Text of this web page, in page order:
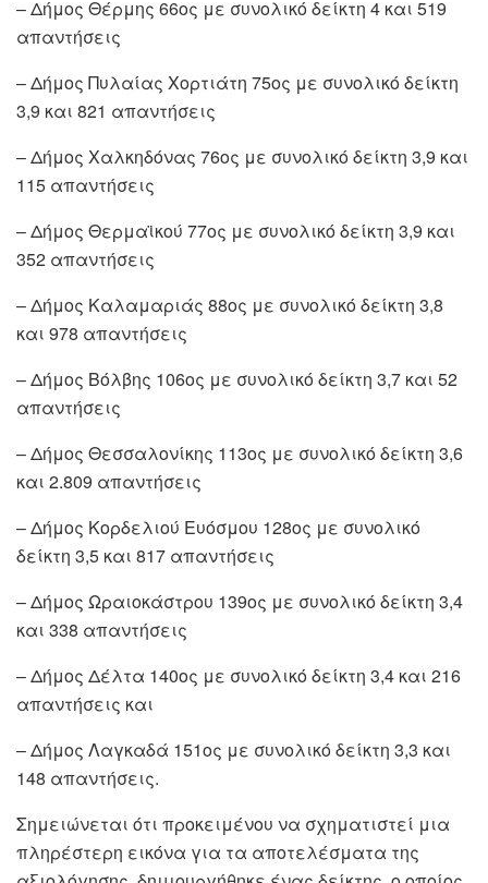
– Δήμος Θέρμης 66ος με συνολικό δείκτη 4 και 519
απαντήσεις
– Δήμος Πυλαίας Χορτιάτη 75ος με συνολικό δείκτη
3,9 και 821 απαντήσεις
– Δήμος Χαλκηδόνας 76ος με συνολικό δείκτη 3,9 και
115 απαντήσεις
– Δήμος Θερμαϊκού 77ος με συνολικό δείκτη 3,9 και
352 απαντήσεις
– Δήμος Καλαμαριάς 88ος με συνολικό δείκτη 3,8
και 978 απαντήσεις
– Δήμος Βόλβης 106ος με συνολικό δείκτη 3,7 και 52
απαντήσεις
– Δήμος Θεσσαλονίκης 113ος με συνολικό δείκτη 3,6
και 2.809 απαντήσεις
– Δήμος Κορδελιού Ευόσμου 128ος με συνολικό
δείκτη 3,5 και 817 απαντήσεις
– Δήμος Ωραιοκάστρου 139ος με συνολικό δείκτη 3,4
και 338 απαντήσεις
– Δήμος Δέλτα 140ος με συνολικό δείκτη 3,4 και 216
απαντήσεις και
– Δήμος Λαγκαδά 151ος με συνολικό δείκτη 3,3 και
148 απαντήσεις.
Σημειώνεται ότι προκειμένου να σχηματιστεί μια
πληρέστερη εικόνα για τα αποτελέσματα της